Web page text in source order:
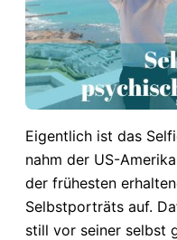
Eigentlich ist das
nahm der US-
der frühesten
Selbstporträts auf.
still vor seiner selbst